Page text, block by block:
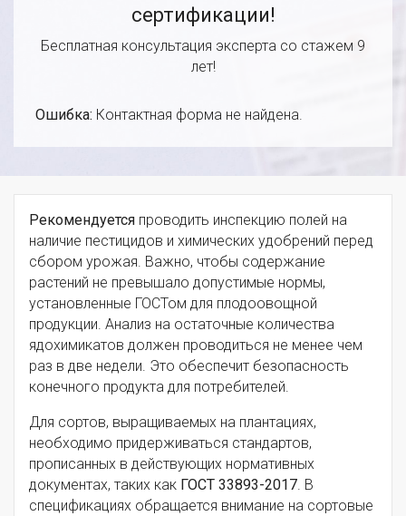
сертификации!
Бесплатная консультация эксперта со стажем 9
лет!
Ошибка: Контактная форма не найдена.
Рекомендуется проводить инспекцию полей на
наличие пестицидов и химических удобрений перед
сбором урожая. Важно, чтобы содержание
растений не превышало допустимые нормы,
установленные ГОСТом для плодоовощной
продукции. Анализ на остаточные количества
ядохимикатов должен проводиться не менее чем
раз в две недели. Это обеспечит безопасность
конечного продукта для потребителей.
Для сортов, выращиваемых на плантациях,
необходимо придерживаться стандартов,
прописанных в действующих нормативных
документах, таких как ГОСТ 33893-2017. В
спецификациях обращается внимание на сортовые